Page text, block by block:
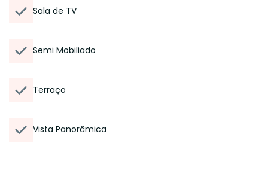
Sala de TV
Semi Mobiliado
Terraço
Vista Panorâmica